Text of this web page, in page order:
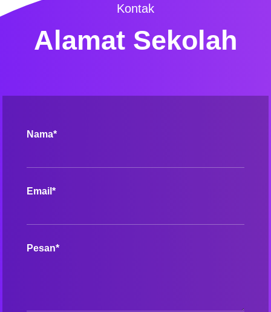
Kontak
Alamat Sekolah
Nama*
Email*
Pesan*